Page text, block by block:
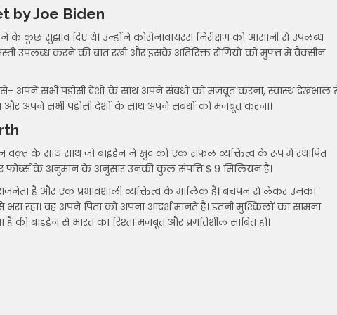
by Joe Biden
के कुछ सुझाव दिए थे। उन्होंने कोरोनावायरस निरीक्षण को आसानी से उपलब्ध
उपलब्ध करने की बात रखी और इसके अतिरिक्त रोगियों को मुफ्त में वैक्सीन
अपने सभी पड़ोसी देशों के साथ अपने संबंधों को मजबूत करना, स्वास्थ देखभाल
और अपने सभी पड़ोसी देशों के साथ अपने संबंधों को मजबूत करना।
वक़्त के साथ साथ जो बाइडेन ने खुद को एक सफल व्यक्तित्व के रूप में स्थापित
फोर्ब्स के अनुमान के अनुसार उनकी कुल संपत्ति $ 9 मिलियन है।
है और एक प्रभावशाली व्यक्तित्व के मालिक है। बचपन से लेकर उनका
रहा। वह अपने पिता को अपना आदर्श मानते है। इतनी मुश्किलों का सामना
बाइडेन से भारत का रिश्ता मजबूत और प्रगतिशील साबित हो।